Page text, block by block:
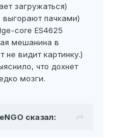
загружаться)
выгорают пачками)
core ES4625
мешанина в
не видит картинку.)
что дохнет
мозги.
сказал: